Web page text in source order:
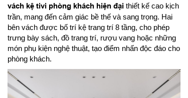
vách kệ tivi phòng khách hiện đại thiết kế cao kịch
trần, mang đến cảm giác bề thế và sang trọng. Hai
bên vách được bố trí kệ trang trí 8 tầng, cho phép
trưng bày sách, đồ trang trí, rượu vang hoặc những
món phụ kiện nghệ thuật, tạo điểm nhấn độc đáo cho
phòng khách.